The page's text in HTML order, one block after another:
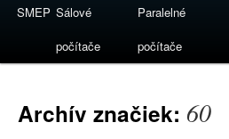
SMEP Sálové
počítače
Paralelné
počítače
Archív značiek: 60